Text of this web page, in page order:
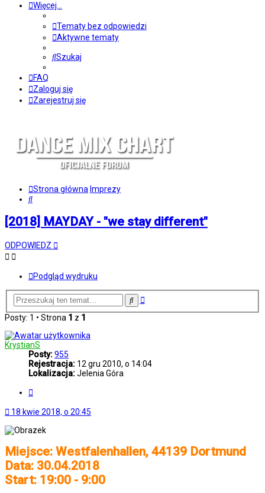
Więcej…
Tematy bez odpowiedzi
Aktywne tematy
Szukaj
FAQ
Zaloguj się
Zarejestruj się
Strona główna Imprezy
Szukaj
[2018] MAYDAY - "we stay different"
ODPOWIEDZ
Podgląd wydruku
SzukajWyszukiwanie
Posty: 1 • Strona 1 z 1
KrystianS
Posty:955
Rejestracja: 12 gru 2010, o 14:04
Lokalizacja:Jelenia Góra
18 kwie 2018, o 20:45
Miejsce: Westfalenhallen, 44139 Dortmund
Data: 30.04.2018
Start: 19:00 - 9:00